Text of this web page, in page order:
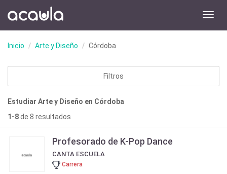
Inicio Arte y Diseño Córdoba
Filtros
Estudiar Arte y Diseño en Córdoba
1-8de 8 resultados
Profesorado de K-Pop Dance
CANTA ESCUELA
Carrera